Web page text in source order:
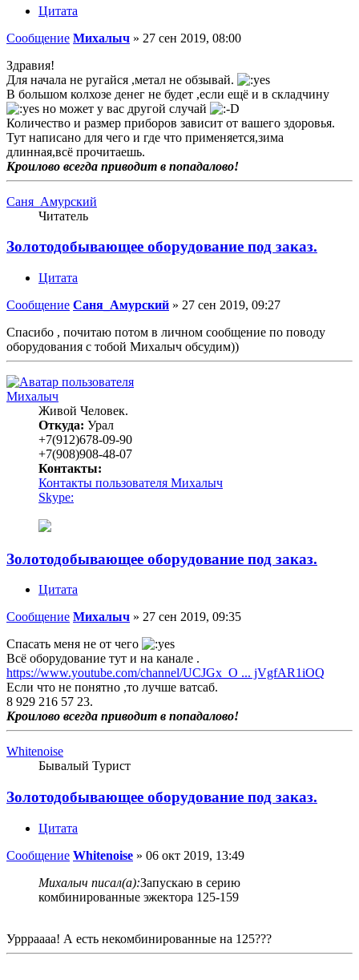
Цитата
Сообщение Михалыч » 27 сен 2019, 08:00
Здравия!
Для начала не ругайся ,метал не обзывай.
В большом колхозе денег не будет ,если ещё и в складчину
но может у вас другой случай
Количество и размер приборов зависит от вашего здоровья.
Тут написано для чего и где что применяется,зима
длинная,всё прочитаешь.
Кроилово всегда приводит в попадалово!
Саня_Амурский
Читатель
Золотодобывающее оборудование под заказ.
Цитата
Сообщение Саня_Амурский » 27 сен 2019, 09:27
Спасибо , почитаю потом в личном сообщение по поводу
оборудования с тобой Михалыч обсудим))
Михалыч
Живой Человек.
Откуда: Урал
+7(912)678-09-90
+7(908)908-48-07
Контакты:
Контакты пользователя Михалыч
Skype:
Золотодобывающее оборудование под заказ.
Цитата
Сообщение Михалыч » 27 сен 2019, 09:35
Спасать меня не от чего
Всё оборудование тут и на канале .
https://www.youtube.com/channel/UCJGx_O ... jVgfAR1iOQ
Если что не понятно ,то лучше ватсаб.
8 929 216 57 23.
Кроилово всегда приводит в попадалово!
Whitenoise
Бывалый Турист
Золотодобывающее оборудование под заказ.
Цитата
Сообщение Whitenoise » 06 окт 2019, 13:49
Михалыч писал(а):Запускаю в серию
комбинированные эжектора 125-159
Уррраааа! А есть некомбинированные на 125???